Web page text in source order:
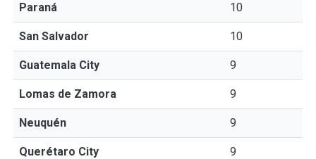
Paraná 10
San Salvador 10
Guatemala City 9
Lomas de Zamora 9
Neuquén 9
Querétaro City 9